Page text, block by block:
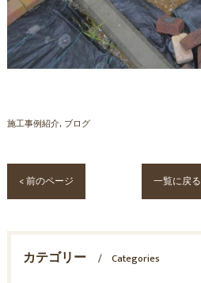
施工事例紹介 ブログ
< 前のページ 一覧に戻る
カテゴリー
Categories